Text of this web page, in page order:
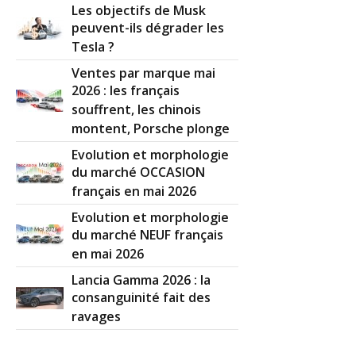
Les objectifs de Musk
peuvent-ils dégrader les
Tesla ?
Ventes par marque mai
2026 : les français
souffrent, les chinois
montent, Porsche plonge
Evolution et morphologie
du marché OCCASION
français en mai 2026
Evolution et morphologie
du marché NEUF français
en mai 2026
Lancia Gamma 2026 : la
consanguinité fait des
ravages